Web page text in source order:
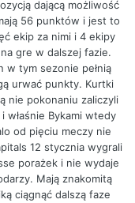
dającą możliwość
56 punktów i jest to
ekip za nimi i 4 ekipy
gre w dalszej fazie.
w tym sezonie pełnią
urwać punkty. Kurtki
nie pokonaniu zaliczyli
właśnie Bykami wtedy
od pięciu meczy nie
12 stycznia wygrali
porażek i nie wydaje
Mają znakomitą
ciągnąć dalszą faze